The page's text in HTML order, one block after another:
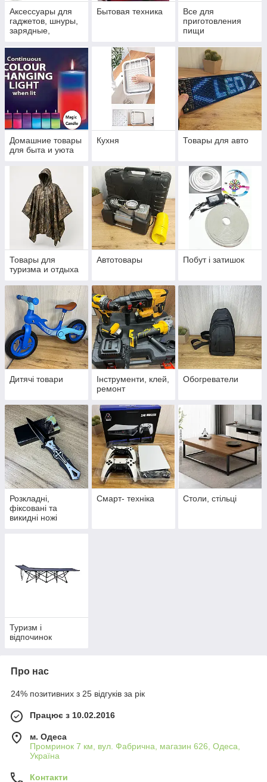
Аксессуары для
гаджетов, шнуры,
зарядные,
подставки
Бытовая техника
Все для
приготовления
пищи
Домашние товары
для быта и уюта
Кухня Товары для авто
Товары для
туризма и отдыха
Автотовары Побут і затишок
Дитячі товари
Інструменти, клей,
ремонт
Обогреватели
Розкладні,
фіксовані та
викидні ножі
Смарт- техніка Столи, стільці
Туризм і
відпочинок
Про нас
24% позитивних з 25 відгуків за рік
Працює з 10.02.2016
м. Одеса
Промринок 7 км, вул. Фабрична, магазин 626, Одеса,
Україна
Контакти